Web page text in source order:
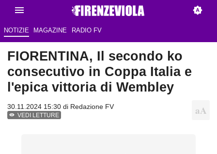
NOTIZIE MAGAZINE RADIO FV
FIORENTINA, Il secondo ko
consecutivo in Coppa Italia e
l'epica vittoria di Wembley
30.11.2024 15:30 di Redazione FV
VEDI LETTURE